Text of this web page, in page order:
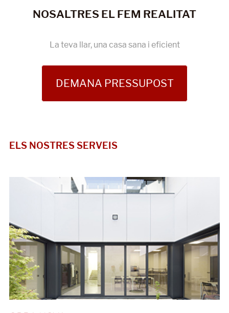
NOSALTRES EL FEM REALITAT
La teva llar, una casa sana i eficient
DEMANA PRESSUPOST
ELS NOSTRES SERVEIS